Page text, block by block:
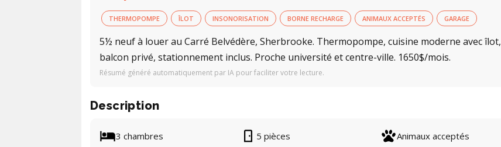
THERMOPOMPE ÎLOT INSONORISATION BORNE RECHARGE ANIMAUX ACCEPTÉS GARAGE
5½ neuf à louer au Carré Belvédère, Sherbrooke. Thermopompe, cuisine moderne avec îlot,
balcon privé, stationnement inclus. Proche université et centre-ville. 1650$/mois.
Résumé généré automatiquement par IA pour faciliter votre lecture.
Description
3 chambres 5 pièces Animaux acceptés